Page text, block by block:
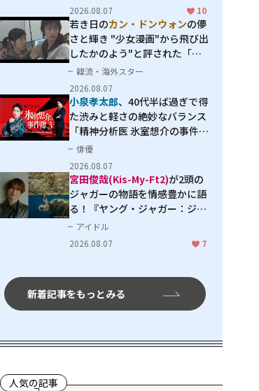
2026.08.07
10
若き日のカン・ドンウォンの儚
さと輝き "少女漫画"から飛び出
したかのよう"と評された「オ
オカミの誘惑」
韓流・海外スター
2026.08.07
小泉孝太郎、40代半ば過ぎで得
た渋みと軽さの絶妙なバランス
「精神分析医 氷室想介の事件簿
３」で見せる進化
俳優
2026.08.07
宮田俊哉(Kis-My-Ft2)が2頭の
ジャガーの物語を情感豊かに語
る！『ヤング・ジャガー：ジャ
ングル王への道』『ジャガーと
ウミガメの物語：熱帯林の守護
アイドル
2026.08.07
7
新着記事をもっとみる
人気の記事